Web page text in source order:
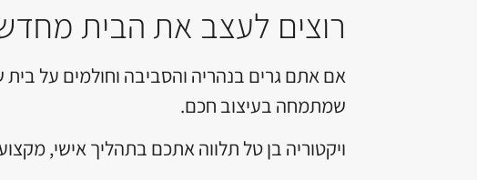
רוצים לעצב את הבית
אם אתם גרים בנהריה והסביבה וחולמים על
שמתמחה בעיצוב חכם.
ויקטוריה בן טל תלווה אתכם בתהליך אישי,